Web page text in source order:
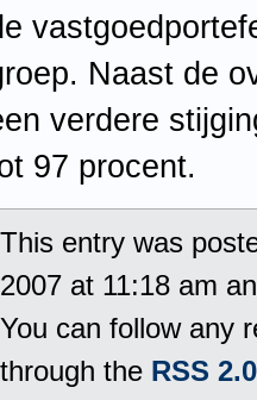
Naast de
verdere
97 procent.
This entry was
2007 at 11:18 am
You can follow any
through the RSS 2.0